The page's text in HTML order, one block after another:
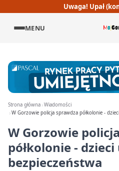
Uwaga! Upał
MENU
Strona główna Wiadomości
W Gorzowie policja sprawdza półkolonie -
W Gorzowie
półkolonie - dzieci
bezpieczeństwa